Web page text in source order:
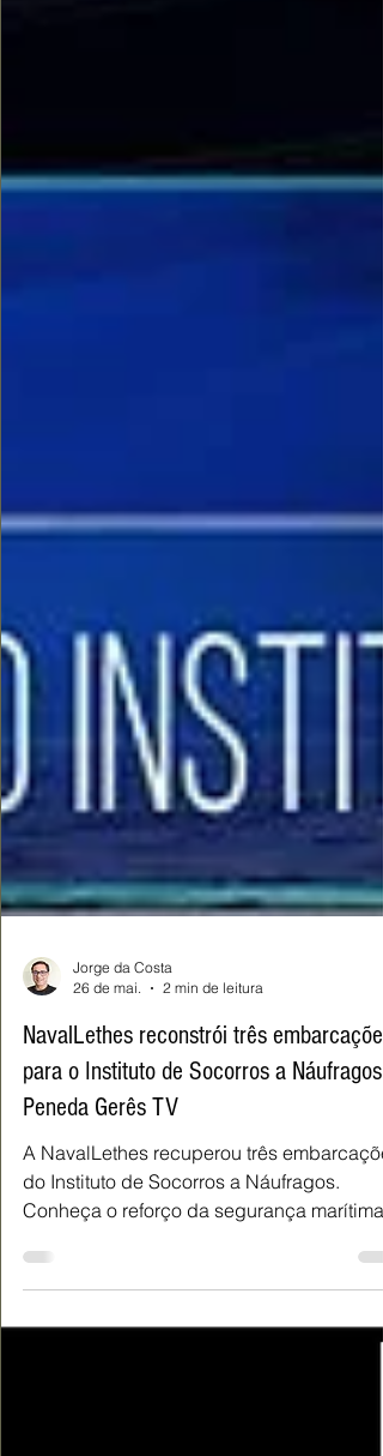
Jorge da Costa
26 de mai.
2 min de leitura
NavalLethes reconstrói três embarcações
para o Instituto de Socorros a Náufragos
Peneda Gerês TV
A NavalLethes recuperou três
do Instituto de Socorros a Náufragos.